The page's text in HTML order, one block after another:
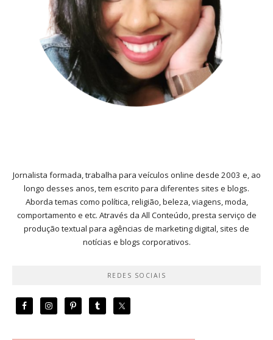
Jornalista formada, trabalha para veículos online desde 2003 e, ao
longo desses anos, tem escrito para diferentes sites e blogs.
Aborda temas como política, religião, beleza, viagens, moda,
comportamento e etc. Através da All Conteúdo, presta serviço de
produção textual para agências de marketing digital, sites de
notícias e blogs corporativos.
REDES SOCIAIS